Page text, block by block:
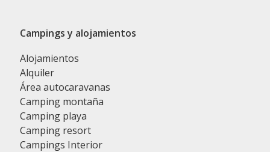
Campings y alojamientos
Alojamientos
Alquiler
Área autocaravanas
Camping montaña
Camping playa
Camping resort
Campings Interior